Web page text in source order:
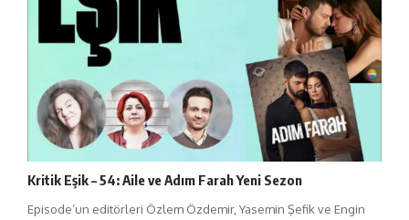
Kritik Eşik – 54: Aile ve Adım Farah Yeni Sezon
Episode’un editörleri Özlem Özdemir, Yasemin Şefik ve Engin